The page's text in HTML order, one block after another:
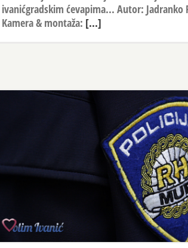
ivanićgradskim ćevapima... Autor: Jadranko
Kamera & montaža: [...]